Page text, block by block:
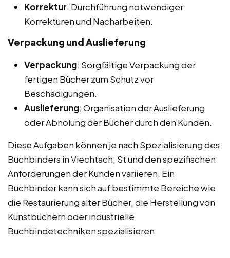
Korrektur: Durchführung notwendiger
Korrekturen und Nacharbeiten.
Verpackung und Auslieferung
Verpackung: Sorgfältige Verpackung der
fertigen Bücher zum Schutz vor
Beschädigungen.
Auslieferung: Organisation der Auslieferung
oder Abholung der Bücher durch den Kunden.
Diese Aufgaben können je nach Spezialisierung des
Buchbinders in Viechtach, St und den spezifischen
Anforderungen der Kunden variieren. Ein
Buchbinder kann sich auf bestimmte Bereiche wie
die Restaurierung alter Bücher, die Herstellung von
Kunstbüchern oder industrielle
Buchbindetechniken spezialisieren.